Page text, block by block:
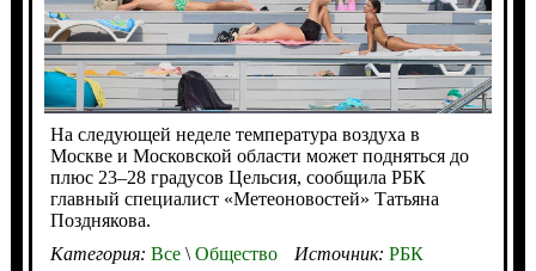
На следующей неделе температура воздуха в
Москве и Московской области может подняться до
плюс 23–28 градусов Цельсия, сообщила РБК
главный специалист «Метеоновостей» Татьяна
Позднякова.
Категория: Все\Общество Источник: РБК